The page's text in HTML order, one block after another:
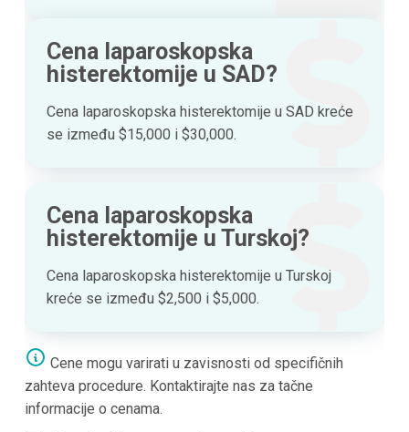
Cena laparoskopska
histerektomije u SAD?
Cena laparoskopska histerektomije u SAD kreće
se između $15,000 i $30,000.
Cena laparoskopska
histerektomije u Turskoj?
Cena laparoskopska histerektomije u Turskoj
kreće se između $2,500 i $5,000.
Cene mogu varirati u zavisnosti od specifičnih
zahteva procedure. Kontaktirajte nas za tačne
informacije o cenama.